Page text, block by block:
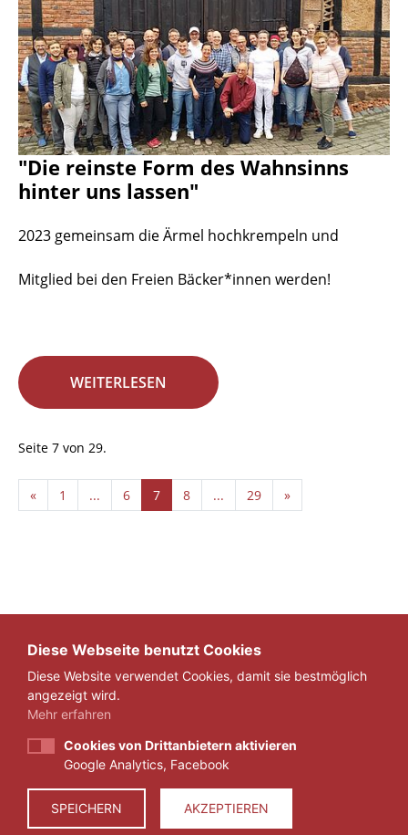
"Die reinste Form des Wahnsinns
hinter uns lassen"
2023 gemeinsam die Ärmel hochkrempeln und
Mitglied bei den Freien Bäcker*innen werden!
WEITERLESEN
Seite 7 von 29.
« 1 ... 6 7 8 ... 29 »
IMPRESSUM
DATENSCHUTZ
© 2026 ZEIT FÜR VERANTWORTUNG E.V.
Diese Webseite benutzt Cookies
Diese Website verwendet Cookies, damit sie bestmöglich
angezeigt wird.
Mehr erfahren
Cookies von Drittanbietern aktivieren
Google Analytics, Facebook
SPEICHERN AKZEPTIEREN